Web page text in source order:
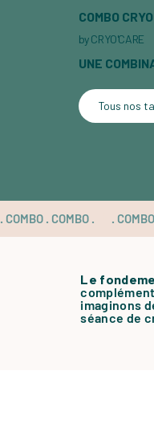
COMBO
by CRYO'CARE
UNE
Tous nos
. COMBO . COMBO .
Le
imaginons
séance de